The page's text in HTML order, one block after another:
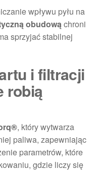
wpływu pyłu na
obudowąchroni
sprzyjać stabilnej
i filtracji
robią
, który wytwarza
paliwa, zapewniając
parametrów, które
gdzie liczy się